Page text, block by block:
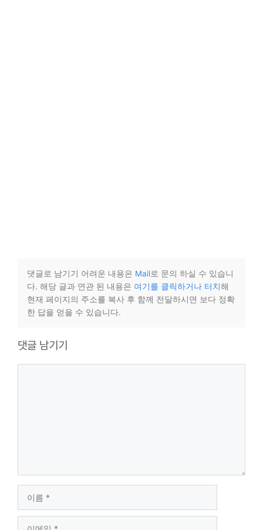
댓글로 남기기 어려운 내용은 Mail로 문의 하실 수 있습니
다. 해당 글과 연관 된 내용은 여기를 클릭하거나 터치해
현재 페이지의 주소를 복사 후 함께 전달하시면 보다 정확
한 답을 얻을 수 있습니다.
댓글 남기기